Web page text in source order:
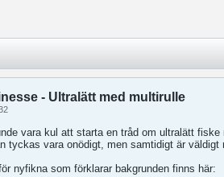
- Ultralätt med multirulle
vara kul att starta en tråd om ultralätt
tyckas vara onödigt, men samtidigt är väldigt
nyfikna som förklarar bakgrunden finns här: